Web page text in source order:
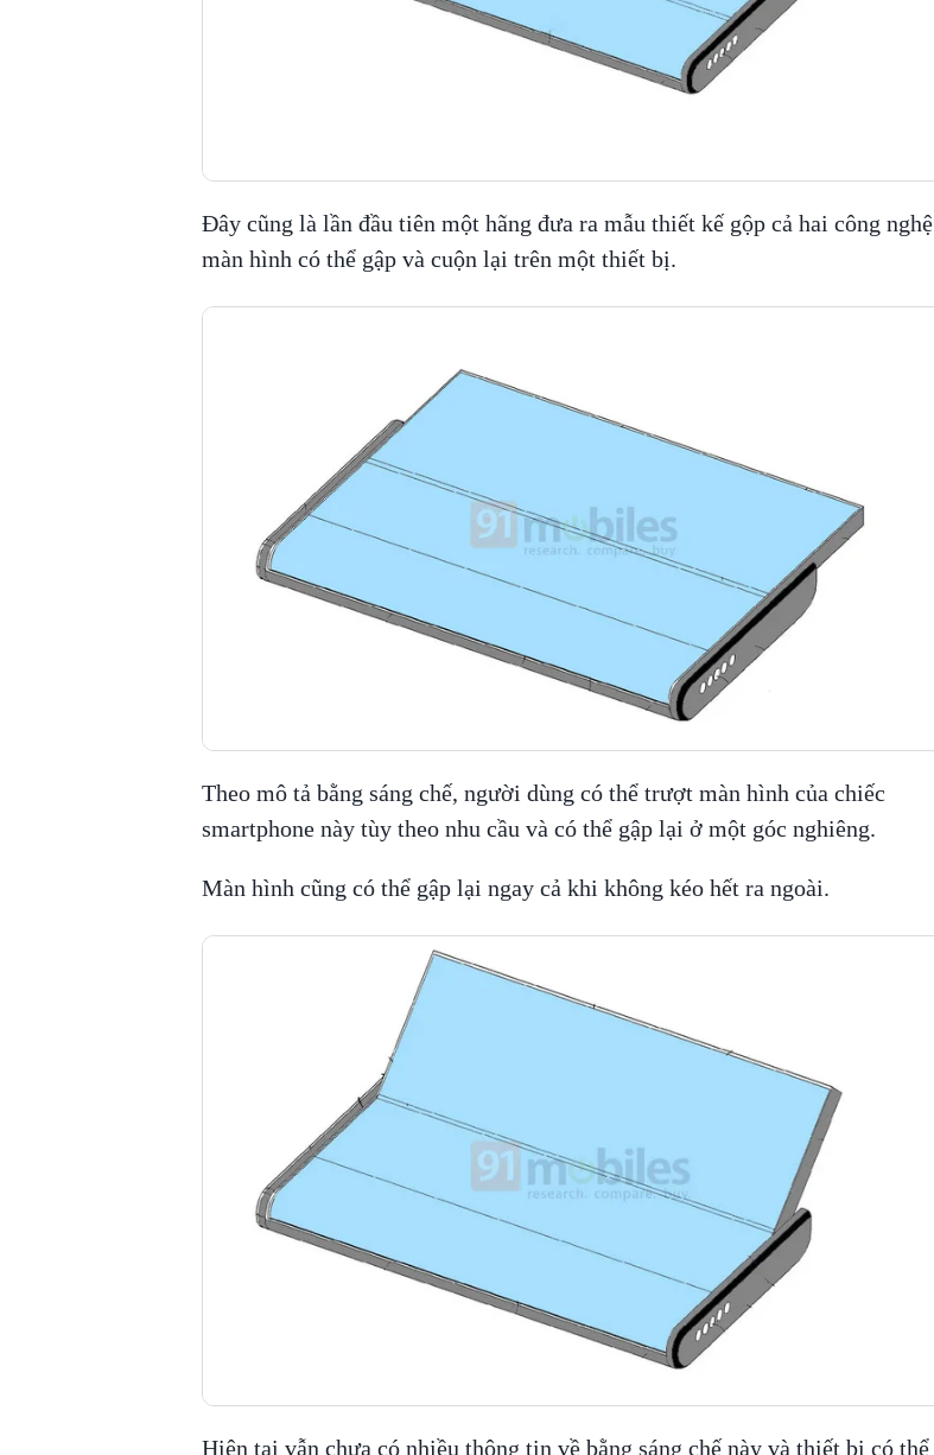
Đây cũng là lần đầu tiên một hãng đưa ra mẫu thiết kế gộp cả hai công nghệ
màn hình có thể gập và cuộn lại trên một thiết bị.
Theo mô tả bằng sáng chế, người dùng có thể trượt màn hình của chiếc
smartphone này tùy theo nhu cầu và có thể gập lại ở một góc nghiêng.
Màn hình cũng có thể gập lại ngay cả khi không kéo hết ra ngoài.
Hiện tại vẫn chưa có nhiều thông tin về bằng sáng chế này và thiết bị có thể